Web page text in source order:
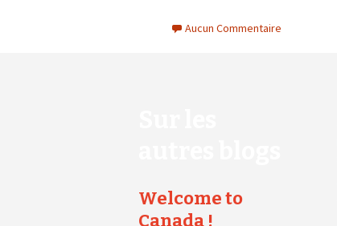
Aucun Commentaire
Welcome to
Canada !